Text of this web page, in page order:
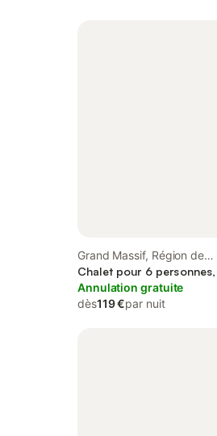
Grand Massif, Région de
Bonneville
Chalet pour 6
Annulation gratuite
dès119 €par nuit